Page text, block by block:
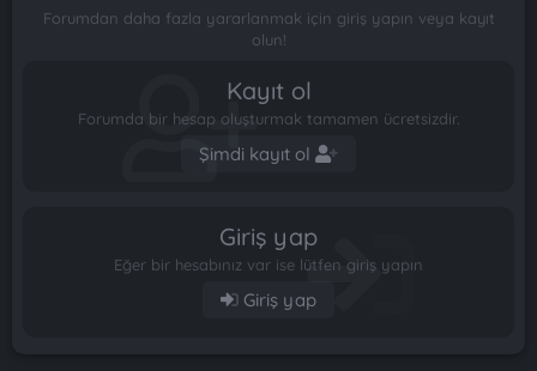
Forumdan daha fazla yararlanmak için giriş yapın veya kayıt
olun!
Kayıt ol
Forumda bir hesap oluşturmak tamamen ücretsizdir.
Şimdi kayıt ol
Giriş yap
Eğer bir hesabınız var ise lütfen giriş yapın
Giriş yap